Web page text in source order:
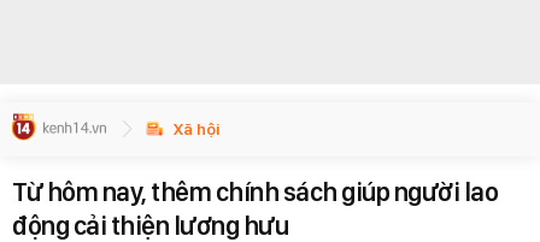
Xã hội
Từ hôm nay, thêm chính sách giúp người lao
động cải thiện lương hưu